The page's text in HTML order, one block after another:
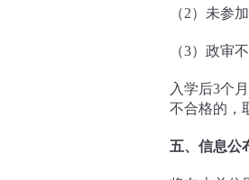
（2）未参
（3）政审
入学后3个
不合格的，
五、信息公